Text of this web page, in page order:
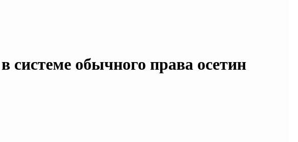
системе обычного права осетин